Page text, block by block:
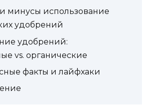
минусы использование
удобрений
удобрений:
vs. органические
факты и лайфхаки